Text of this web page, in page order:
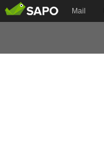
Mail